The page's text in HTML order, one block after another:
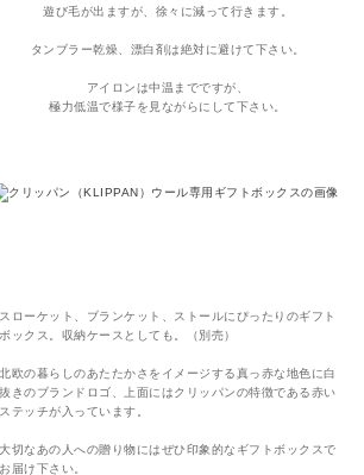
遊び毛が出ますが、徐々に減って行きます。
タンブラー乾燥、漂白剤は絶対に避けて下さい。
アイロンは中温までですが、
極力低温で様子を見ながらにして下さい。
スローケット、ブランケット、ストールにぴったりのギフト
ボックス。収納ケースとしても。（別売）
北欧の暮らしのあたたかさをイメージする真っ赤な地色に白
抜きのブランドロゴ、上面にはクリッパンの特徴である赤い
ステッチが入っています。
大切なあの人への贈り物にはぜひ印象的なギフトボックスで
お届け下さい。